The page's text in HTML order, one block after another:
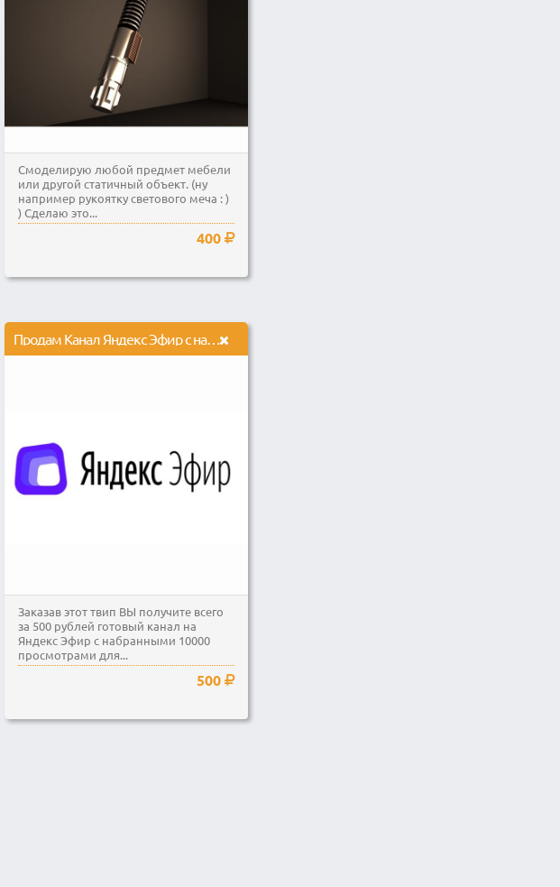
Смоделирую любой предмет мебели
или другой статичный объект. (ну
например рукоятку светового меча : )
) Сделаю это...
400
Продам Канал Яндекс Эфир с набранными 10000 просмотрами для монетизации
Заказав этот твип ВЫ получите всего
за 500 рублей готовый канал на
Яндекс Эфир с набранными 10000
просмотрами для...
500